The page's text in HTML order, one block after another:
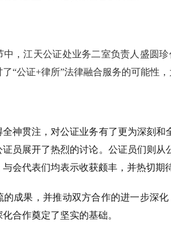
中，江天公证处业务二室负责人盛圆
“公证+律所”法律融合服务的可能性
全神贯注，对公证业务有了更为深刻
证员展开了热烈的讨论。公证员们则
与会代表们均表示收获颇丰，并热切期
的成果，并推动双方合作的进一步深
合作奠定了坚实的基础。